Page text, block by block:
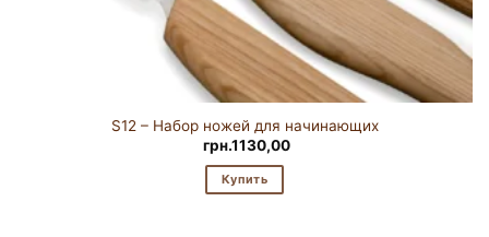
S12 – Набор ножей для начинающих
грн.1130,00
Купить